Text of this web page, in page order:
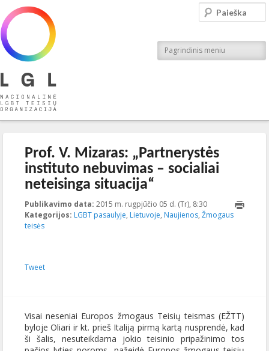
Nacionalinė LGBT teisių organizacija
Pagrindinis meniu
Paieška
Prof. V. Mizaras: „Partnerystės
instituto nebuvimas – socialiai
neteisinga situacija“
Publikavimo data: 2015 m. rugpjūčio 05 d. (Tr), 8:30 2023-10-
Kategorijos: LGBT pasaulyje, Lietuvoje, Naujienos, Žmogaus
teisės
Tweet
Visai neseniai Europos žmogaus Teisių teismas (EŽTT)
byloje Oliari ir kt. prieš Italiją pirmą kartą nusprendė, kad
ši šalis, nesuteikdama jokio teisinio pripažinimo tos